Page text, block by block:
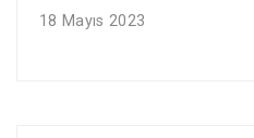
18 Mayıs 2023